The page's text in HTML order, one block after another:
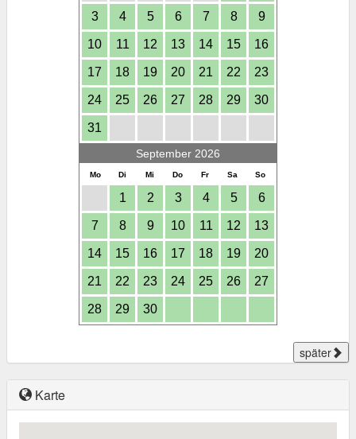
3 4 5 6 7 8 9
10 11 12 13 14 15 16
17 18 19 20 21 22 23
24 25 26 27 28 29 30
31
September 2026
Mo Di Mi Do Fr Sa So
1 2 3 4 5 6
7 8 9 10 11 12 13
14 15 16 17 18 19 20
21 22 23 24 25 26 27
28 29 30
später
Karte